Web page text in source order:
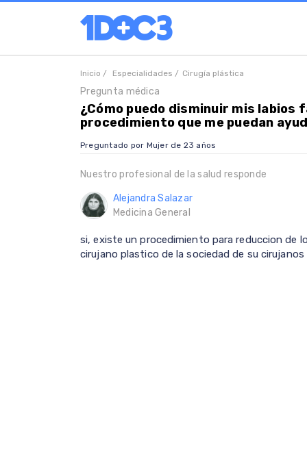
Inicio / Especialidades / Cirugía plástica
Pregunta médica
¿Cómo puedo disminuir mis labios
procedimiento que me puedan
Preguntado por Mujer de 23 años
Nuestro profesional de la salud responde
Alejandra Salazar
Medicina General
si, existe un procedimiento para reduccion de
cirujano plastico de la sociedad de su